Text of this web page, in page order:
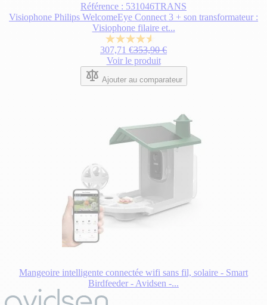
dépend
des
options
choisies
sur
la
du
Référence : 531046TRANS
Visiophone Philips WelcomeEye Connect 3 + son transformateur :
Visiophone filaire et...
4.6
sur
5
étoiles.
57
307,71 € Prix normal
353,90 €
Voir le produit
Ajouter au comparateur
Mangeoire intelligente connectée wifi sans fil, solaire - Smart
Birdfeeder - Avidsen -...